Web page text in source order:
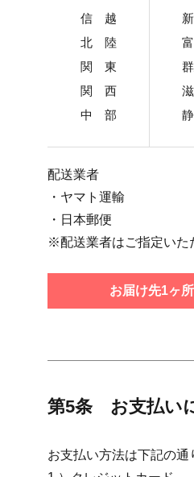
信 越
北 陸
関 東
関 西
中 部
配送業者
・ヤマト運輸
・日本郵便
※配送業者はご指定いた
お届け先1ヶ
第5条 お支払い
お支払い方法は下記の通